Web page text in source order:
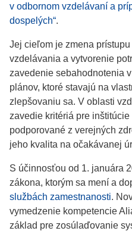
v odbornom vzdelávaní a
dospelých“.
Jej cieľom je zmena
vzdelávania a vytvorenie
zavedenie sebahodnotenia
plánov, ktoré stavajú na
zlepšovaniu sa. V oblasti
zavedie kritériá pre
podporované z verejných
jeho kvalita na očakávanej
S účinnosťou od 1. januára
zákona, ktorým sa mení a
službách zamestnanosti.
vymedzenie kompetencie
základ pre zosúlaďovanie